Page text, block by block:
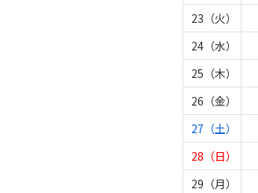
23（火）
24（水）
25（木）
26（金）
27（土）
28（日）
29（月）